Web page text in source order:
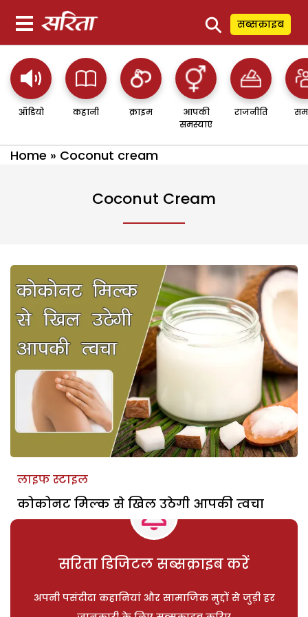
⚲ सब्सक्राइब
ऑडियो कहानी क्राइम
आपकी
समस्याएं
राजनीति
Home » Coconut cream
Coconut Cream
लाइफ स्टाइल
कोकोनट मिल्क से खिल उठेगी आपकी त्वचा
सरिता डिजिटल सब्सक्राइब करें
अपनी पसंदीदा कहानियां और सामाजिक मुद्दों से जुड़ी हर